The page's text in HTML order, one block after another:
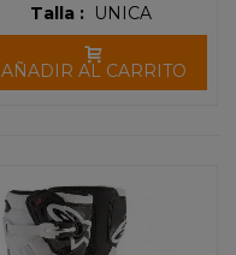
Talla :
UNICA
AÑADIR AL CARRITO